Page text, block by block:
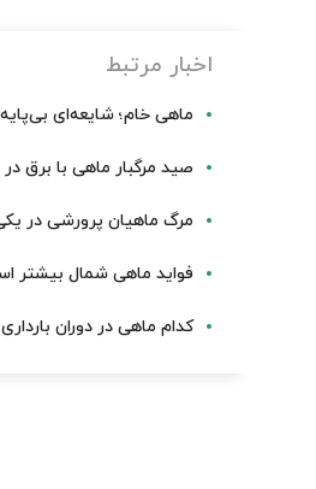
اخبار مرتبط
ماهی خام؛ شایعه‌ای
صید مرگبار ماهی با برق
مرگ ماهیان پرورشی در
فواید ماهی شمال بیشتر
کدام ماهی در دوران